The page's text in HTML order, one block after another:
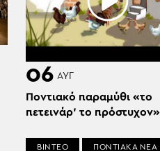
06 ΑΥΓ
Ποντιακό παραμύθι «το
πετεινάρ’ το πρόστυχον»
ΒΙΝΤΕΟ ΠΟΝΤΙΑΚΑ ΝΕΑ